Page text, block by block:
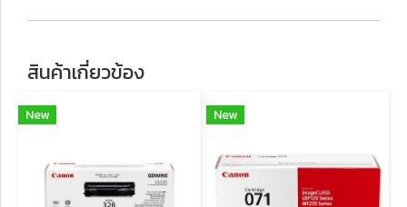
สินค้าเกี่ยวข้อง
New New